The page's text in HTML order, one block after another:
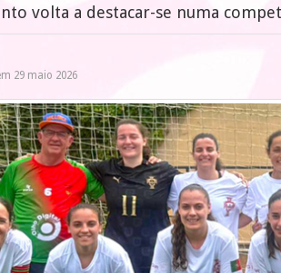
volta a destacar-se numa
29 maio 2026